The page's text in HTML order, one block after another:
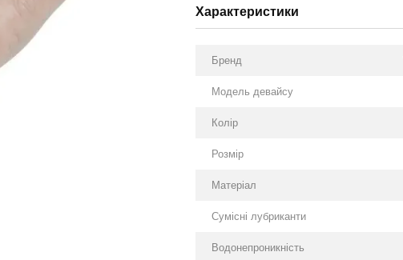
Характеристики
Бренд
Модель девайсу
Колір
Розмір
Матеріал
Сумісні лубриканти
Водонепроникність